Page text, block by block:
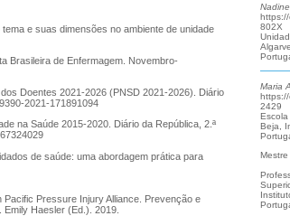
802X
Maria
2429
Beja,
e suas dimensões no ambiente de unidade
Brasileira de Enfermagem. Novembro-
Doentes 2021-2026 (PNSD 2021-2026). Diário
2021-171891094
na Saúde 2015-2020. Diário da República, 2.ª
de saúde: uma abordagem prática para
Pressure Injury Alliance. Prevenção e
Haesler (Ed.). 2019.